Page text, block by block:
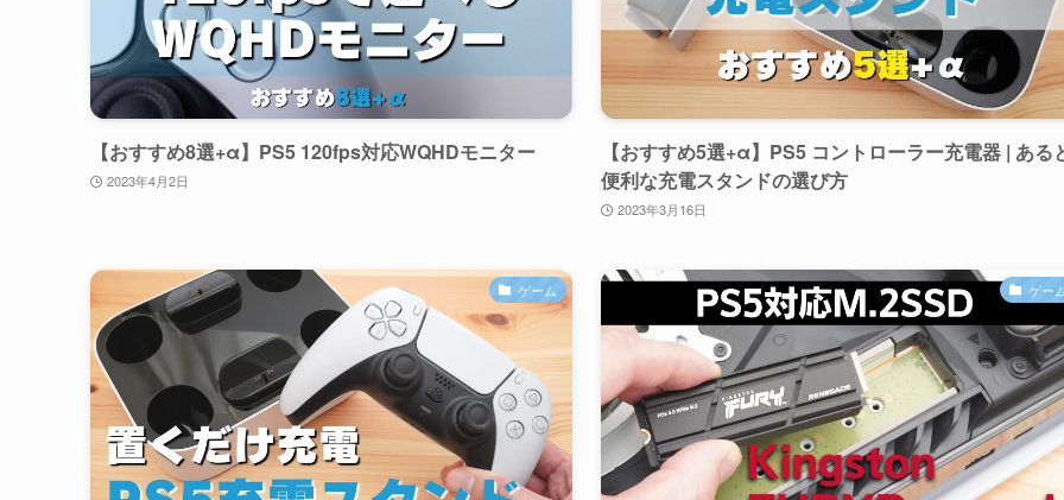
【おすすめ8選+α】PS5 120fps対応WQHDモニター
2023年4月2日
【おすすめ5選+α】PS5 コントローラー充電器 | ある
便利な充電スタンドの選び方
2023年3月16日
ゲーム ゲー